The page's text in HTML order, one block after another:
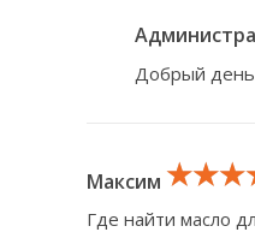
Добрый
Максим
Где найти масло